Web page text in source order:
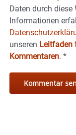
Daten durch diese
Informationen
unseren Leitfaden
Kommentaren. *